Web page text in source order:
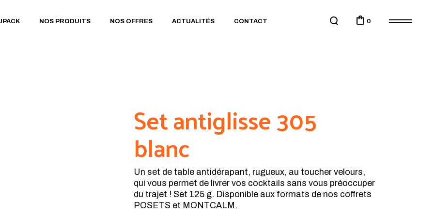
NOS PRODUITS NOS OFFRES ACTUALITÉS CONTACT 0
PACK 72
Set antiglisse 305
blanc
Un set de table antidérapant, rugueux, au toucher velours,
qui vous permet de livrer vos cocktails sans vous préoccuper
du trajet ! Set 125 g. Disponible aux formats de nos coffrets
POSETS et MONTCALM.